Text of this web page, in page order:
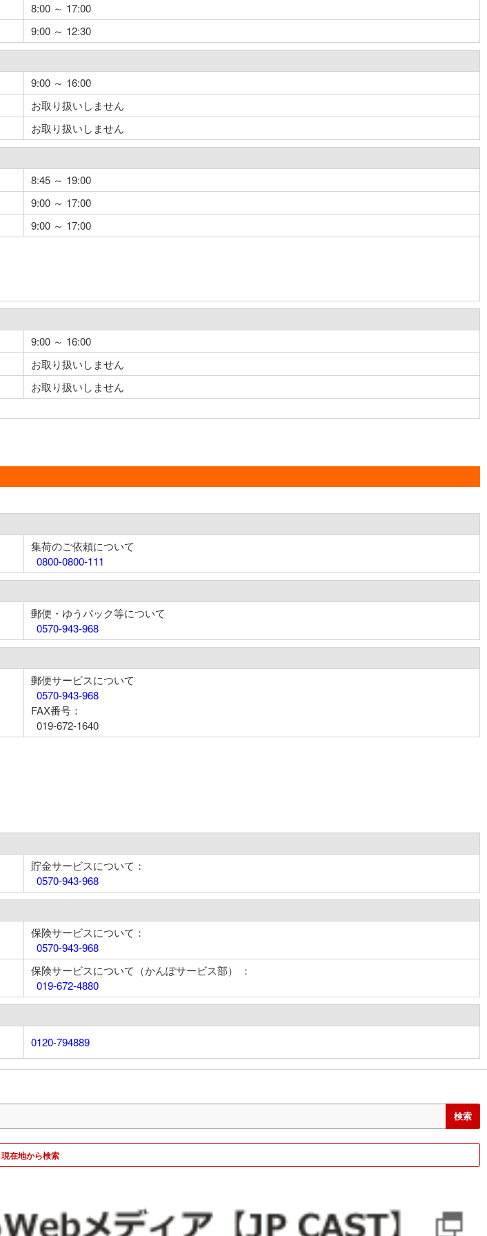
8:00 ～ 17:00
9:00 ～ 12:30
9:00 ～ 16:00
お取り扱いしません
お取り扱いしません
8:45 ～ 19:00
9:00 ～ 17:00
9:00 ～ 17:00
9:00 ～ 16:00
お取り扱いしません
お取り扱いしません
集荷のご依頼について
0800-0800-111
郵便・ゆうパック等について
0570-943-968
郵便サービスについて
0570-943-968
FAX番号：
019-672-1640
貯金サービスについて：
0570-943-968
保険サービスについて：
0570-943-968
保険サービスについて（かんぽサービス部） ：
019-672-4880
0120-794889
現在地から検索